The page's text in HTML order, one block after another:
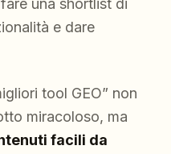
una shortlist di
e dare
tool GEO” non
miracoloso, ma
facili da